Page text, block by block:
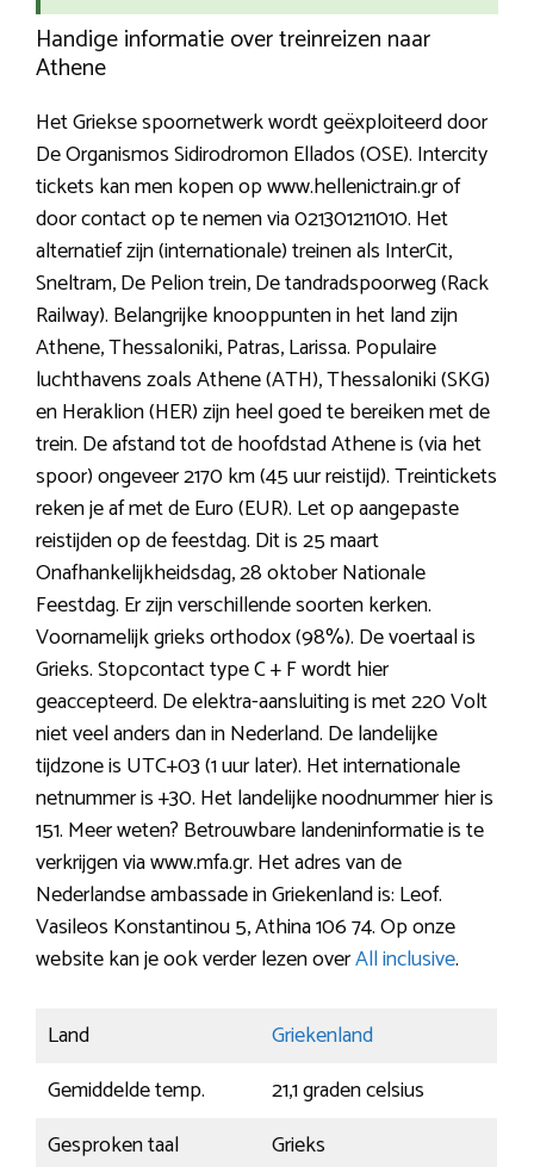
Handige informatie over treinreizen naar
Athene
Het Griekse spoornetwerk wordt geëxploiteerd door
De Organismos Sidirodromon Ellados (OSE). Intercity
tickets kan men kopen op www.hellenictrain.gr of
door contact op te nemen via 021301211010. Het
alternatief zijn (internationale) treinen als InterCit,
Sneltram, De Pelion trein, De tandradspoorweg (Rack
Railway). Belangrijke knooppunten in het land zijn
Athene, Thessaloniki, Patras, Larissa. Populaire
luchthavens zoals Athene (ATH), Thessaloniki (SKG)
en Heraklion (HER) zijn heel goed te bereiken met de
trein. De afstand tot de hoofdstad Athene is (via het
spoor) ongeveer 2170 km (45 uur reistijd). Treintickets
reken je af met de Euro (EUR). Let op aangepaste
reistijden op de feestdag. Dit is 25 maart
Onafhankelijkheidsdag, 28 oktober Nationale
Feestdag. Er zijn verschillende soorten kerken.
Voornamelijk grieks orthodox (98%). De voertaal is
Grieks. Stopcontact type C + F wordt hier
geaccepteerd. De elektra-aansluiting is met 220 Volt
niet veel anders dan in Nederland. De landelijke
tijdzone is UTC+03 (1 uur later). Het internationale
netnummer is +30. Het landelijke noodnummer hier is
151. Meer weten? Betrouwbare landeninformatie is te
verkrijgen via www.mfa.gr. Het adres van de
Nederlandse ambassade in Griekenland is: Leof.
Vasileos Konstantinou 5, Athina 106 74. Op onze
website kan je ook verder lezen overAll inclusive.
Land
Griekenland
Gemiddelde temp.
21,1 graden celsius
Gesproken taal
Grieks